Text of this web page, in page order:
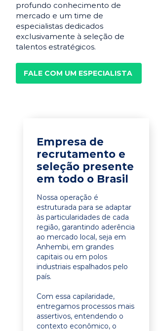
profundo conhecimento de
mercado e um time de
especialistas dedicados
exclusivamente à seleção de
talentos estratégicos.
FALE COM UM ESPECIALISTA
Empresa de
recrutamento e
seleção presente
em todo o Brasil
Nossa operação é
estruturada para se adaptar
às particularidades de cada
região, garantindo aderência
ao mercado local, seja em
Anhembi, em grandes
capitais ou em polos
industriais espalhados pelo
país.
Com essa capilaridade,
entregamos processos mais
assertivos, entendendo o
contexto econômico, o